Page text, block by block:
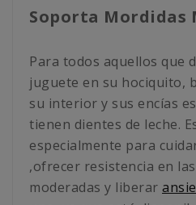
Soporta Mordidas
Para todos aquellos que
juguete en su hociquito,
su interior y sus encías
tienen dientes de leche.
especialmente para
,ofrecer resistencia en
moderadas y liberar